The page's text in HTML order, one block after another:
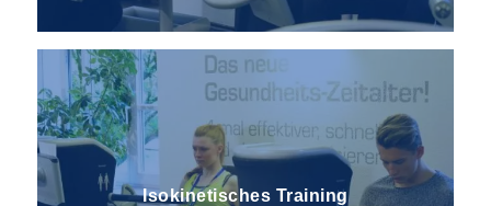
Isokinetisches Training